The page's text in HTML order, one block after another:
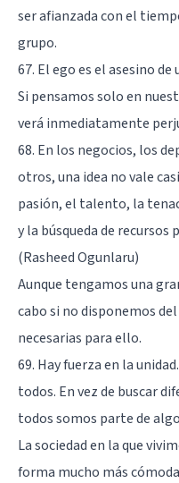
ser afianzada con el
grupo.
67. El ego es el asesino
Si pensamos solo en
verá inmediatamente
68. En los negocios, los
otros, una idea no vale
pasión, el talento, la
y la búsqueda de
(Rasheed Ogunlaru)
Aunque tengamos una
cabo si no disponemos
necesarias para ello.
69. Hay fuerza en la
todos. En vez de buscar
todos somos parte de
La sociedad en la que
forma mucho más